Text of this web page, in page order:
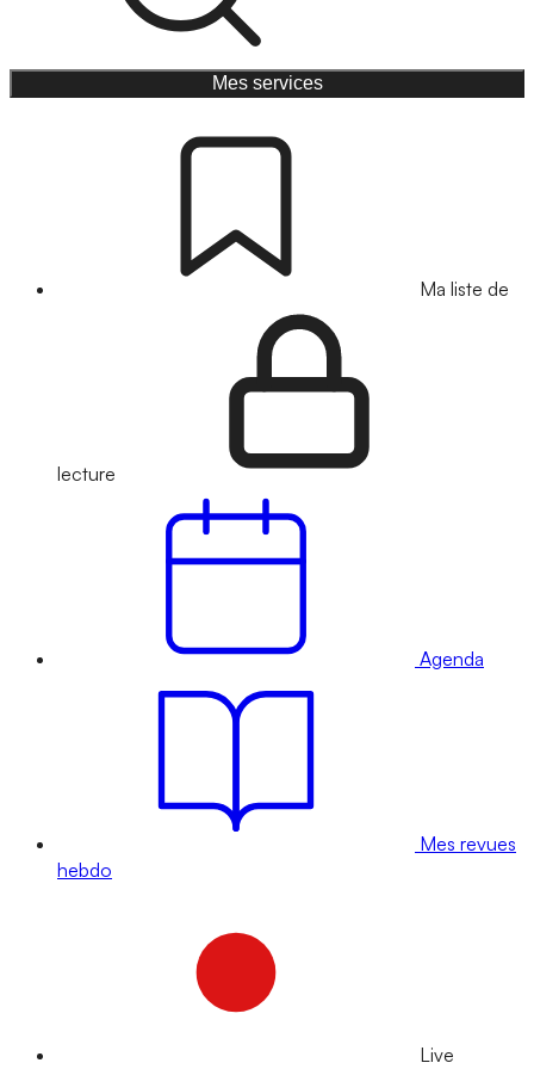
Mes services
Ma liste de
lecture
Agenda
Mes revues
hebdo
Live